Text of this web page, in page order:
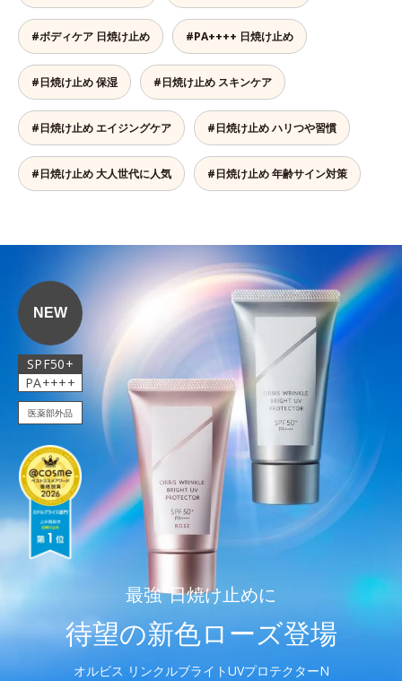
#ボディケア 日焼け止め #PA++++ 日焼け止め
#日焼け止め 保湿 #日焼け止め スキンケア
#日焼け止め エイジングケア #日焼け止め ハリつや習慣
#日焼け止め 大人世代に人気 #日焼け止め 年齢サイン対策
NEW
SPF50+
PA++++
医薬部外品
最強*日焼け止めに
待望の新色ローズ登場
オルビス リンクルブライトUVプロテクターN